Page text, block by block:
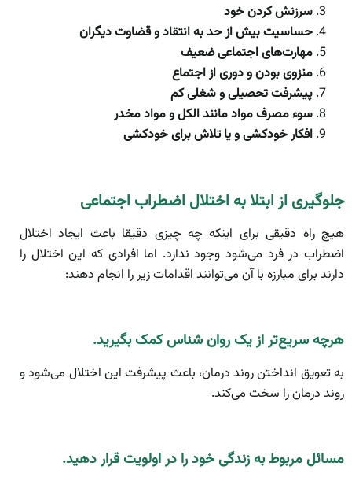
سرزنش کردن خود
حساسیت بیش از حد به انتقاد و قضاوت دیگران
مهارت‌های اجتماعی ضعیف
منزوی بودن و دوری از اجتماع
پیشرفت تحصیلی و شغلی کم
سوء مصرف مواد مانند الکل و مواد مخدر
افکار خودکشی و یا تلاش برای خودکشی
جلوگیری از ابتلا به اختلال اضطراب اجتماعی
هیچ راه دقیقی برای اینکه چه چیزی دقیقا باعث ایجاد اختلال
اضطراب در فرد می‌شود وجود ندارد. اما افرادی که این اختلال را
دارند برای مبارزه با آن می‌توانند اقدامات زیر را انجام دهند:
هرچه سریع‌تر از یک روان شناس کمک بگیرید.
به تعویق انداختن روند درمان، باعث پیشرفت این اختلال می‌شود و
روند درمان را سخت می‌کند.
مسائل مربوط به زندگی خود را در اولویت قرار دهید.